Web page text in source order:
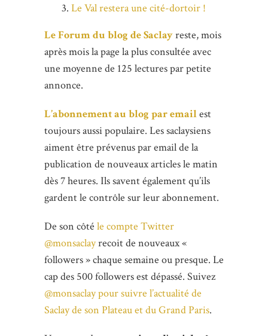
Le Val restera une cité-dortoir !
Le Forum du blog de Saclayreste, mois
après mois la page la plus consultée avec
une moyenne de 125 lectures par petite
annonce.
L’abonnement au blog par emailest
toujours aussi populaire. Les saclaysiens
aiment être prévenus par email de la
publication de nouveaux articles le matin
dès 7 heures. Ils savent également qu’ils
gardent le contrôle sur leur abonnement.
De son côté le compte Twitter
@monsaclayrecoit de nouveaux «
followers » chaque semaine ou presque. Le
cap des 500 followers est dépassé. Suivez
@monsaclay pour suivre l’actualité de
Saclay de son Plateau et du Grand Paris.